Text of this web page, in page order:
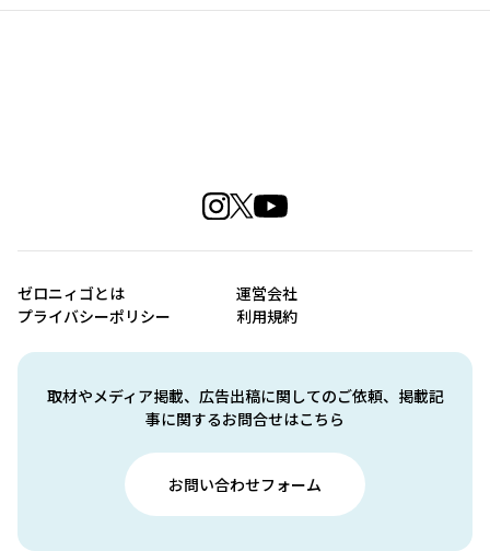
取材やメディア掲載、広告出稿に関してのご依頼、掲載記
事に関するお問合せはこちら
お問い合わせフォーム
ゼロニィゴとは
運営会社
プライバシーポリシー
利用規約